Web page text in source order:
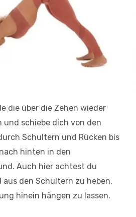
die über die Zehen wieder
und schiebe dich von den
Schultern und Rücken bis
hinten in den
Auch hier achtest du
den Schultern zu heben,
hinein hängen zu lassen.